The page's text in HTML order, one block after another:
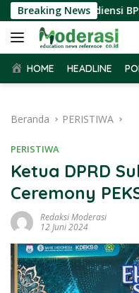
Langsung
ke
konten
Breaking News
Terima Audiensi BPS
HOME HEADLINE
Beranda PERISTIWA
PERISTIWA
Ketua DPRD
Ceremony
Redaksi Moderasi
12 Juni 2024